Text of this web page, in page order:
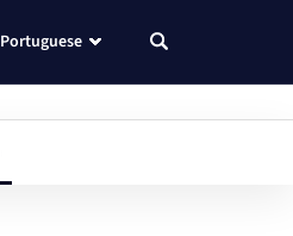
Portuguese